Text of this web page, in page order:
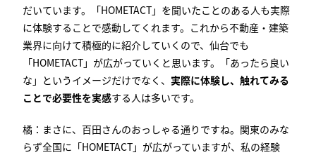
だいています。「HOMETACT」を聞いたことのある人も実際
に体験することで感動してくれます。これから不動産・建築
業界に向けて積極的に紹介していくので、仙台でも
「HOMETACT」が広がっていくと思います。「あったら良い
な」というイメージだけでなく、 実際に体験し、触れてみる
ことで必要性を実感する人は多いです。
橘：まさに、百田さんのおっしゃる通りですね。関東のみな
らず全国に「HOMETACT」が広がっていますが、私の経験